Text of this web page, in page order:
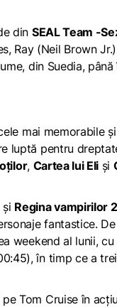
din SEAL Team -
Ray (Neil Brown
din Suedia, până
mai memorabile
luptă pentru
, Cartea lui Eli și
Regina vampirilor 2
fantastice. De
weekend al lunii, cu
în timp ce a
Tom Cruise în